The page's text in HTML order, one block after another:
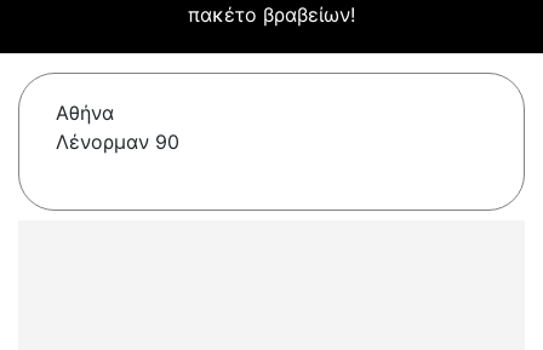
πακέτο βραβείων!
Αθήνα
Λένορμαν 90